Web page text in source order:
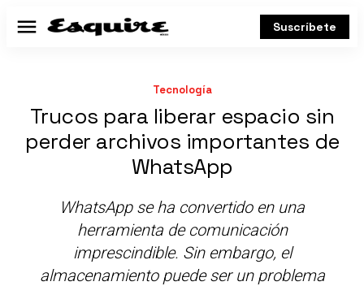
Menú Suscríbete
Tecnología
Trucos para liberar espacio sin
perder archivos importantes de
WhatsApp
WhatsApp se ha convertido en una
herramienta de comunicación
imprescindible. Sin embargo, el
almacenamiento puede ser un problema